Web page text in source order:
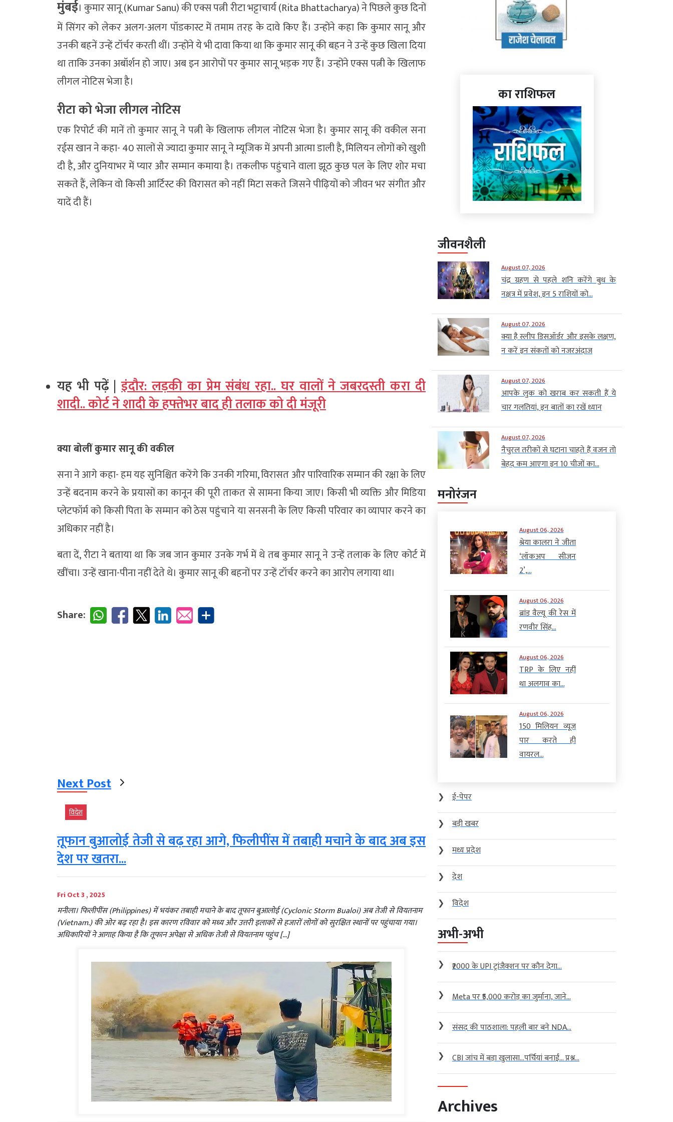
मुंबई। कुमार सानू (Kumar Sanu) की एक्स पत्नी रीटा भट्टाचार्य (Rita Bhattacharya) ने पिछले कुछ दिनों
में सिंगर को लेकर अलग-अलग पॉडकास्ट में तमाम तरह के दावे किए हैं। उन्होंने कहा कि कुमार सानू और
उनकी बहनें उन्हें टॉर्चर करती थीं। उन्होंने ये भी दावा किया था कि कुमार सानू की बहन ने उन्हें कुछ खिला दिया
था ताकि उनका अबॉर्शन हो जाए। अब इन आरोपों पर कुमार सानू भड़क गए हैं। उन्होंने एक्स पत्नी के खिलाफ
लीगल नोटिस भेजा है।
रीटा को भेजा लीगल नोटिस
एक रिपोर्ट की मानें तो कुमार सानू ने पत्नी के खिलाफ लीगल नोटिस भेजा है। कुमार सानू की वकील सना
रईस खान ने कहा- 40 सालों से ज्यादा कुमार सानू ने म्यूजिक में अपनी आत्मा डाली है, मिलियन लोगों को खुशी
दी है, और दुनियाभर में प्यार और सम्मान कमाया है। तकलीफ पहुंचाने वाला झूठ कुछ पल के लिए शोर मचा
सकते हैं, लेकिन वो किसी आर्टिस्ट की विरासत को नहीं मिटा सकते जिसने पीढ़ियों को जीवन भर संगीत और
यादें दी हैं।
यह भी पढ़ें |इंदौर: लड़की का प्रेम संबंध रहा.. घर वालों ने जबरदस्ती करा दी
शादी.. कोर्ट ने शादी के हफ्तेभर बाद ही तलाक को दी मंजूरी
क्या बोलीं कुमार सानू की वकील
सना ने आगे कहा- हम यह सुनिश्चित करेंगे कि उनकी गरिमा, विरासत और पारिवारिक सम्मान की रक्षा के लिए
उन्हें बदनाम करने के प्रयासों का कानून की पूरी ताकत से सामना किया जाए। किसी भी व्यक्ति और मिडिया
प्लेटफॉर्म को किसी पिता के सम्मान को ठेस पहुंचाने या सनसनी के लिए किसी परिवार का व्यापार करने का
अधिकार नहीं है।
बता दें, रीटा ने बताया था कि जब जान कुमार उनके गर्भ में थे तब कुमार सानू ने उन्हें तलाक के लिए कोर्ट में
खींचा। उन्हें खाना-पीना नहीं देते थे। कुमार सानू की बहनों पर उन्हें टॉर्चर करने का आरोप लगाया था।
Share:
Next Post
विदेश
तूफान बुआलोई तेजी से बढ़ रहा आगे, फिलीपींस में तबाही मचाने के बाद अब इस
देश पर खतरा...
Fri Oct 3 , 2025
मनीला। फिलीपींस (Philippines) में भयंकर तबाही मचाने के बाद तूफान बुआलोई (Cyclonic Storm Bualoi) अब तेजी से वियतनाम
(Vietnam.) की ओर बढ़ रहा है। इस कारण रविवार को मध्य और उत्तरी इलाकों से हजारों लोगों को सुरक्षित स्थानों पर पहुंचाया गया।
अधिकारियों ने आगाह किया है कि तूफान अपेक्षा से अधिक तेजी से वियतनाम पहुंच […]
का राशिफल
जीवनशैली
August 07, 2026
चंद्र ग्रहण से पहले शनि करेंगे बुध के
नक्षत्र में प्रवेश, इन 5 राशियों को...
August 07, 2026
क्या है स्लीप डिसऑर्डर और इसके लक्षण,
न करें इन संकतों को नजरअंदाज
August 07, 2026
आपके लुक को खराब कर सकती हैं ये
चार गलतियां, इन बातों का रखें ध्यान
August 07, 2026
नैचुरल तरीकों से घटाना चाहते हैं वजन तो
बेहद कम आएगा इन 10 चीजों का...
मनोरंजन
August 06, 2026
श्रेया कालरा ने जीता
‘लॉकअप सीजन
2’,...
August 06, 2026
ब्रांड वैल्यू की रेस में
रणवीर सिंह...
August 06, 2026
TRP के लिए नहीं
था अलगाव का...
August 06, 2026
150 मिलियन व्यूज
पार करते ही
वायरल...
❯
ई-पेपर
❯
बड़ी खबर
❯
मध्य प्रदेश
❯
देश
❯
विदेश
अभी-अभी
❯ ₹2000 के UPI ट्रांजैक्शन पर कौन देगा...
❯ Meta पर ₹5,000 करोड़ का जुर्माना, जाने...
❯ संसद की पाठशाला: पहली बार बने NDA...
❯ CBI जांच में बड़ा खुलासा…पर्चियां बनाईं… प्रश्न...
Archives